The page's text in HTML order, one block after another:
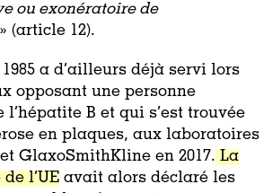
ou exonératoire de
(article 12).
a d’ailleurs déjà servi lors
opposant une personne
l’hépatite B et qui s’est trouvée
en plaques, aux laboratoires
GlaxoSmithKline en 2017. La
l’UE avait alors déclaré les